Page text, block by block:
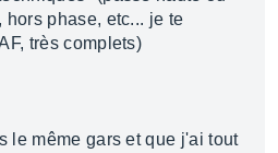
phase, etc... je te
très complets)
le même gars et que j'ai tout